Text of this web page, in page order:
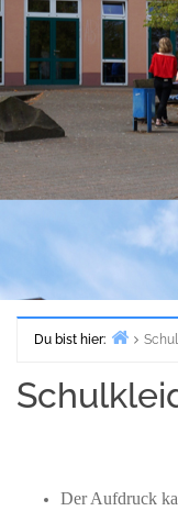
Du bist hier:
Der Aufdruck